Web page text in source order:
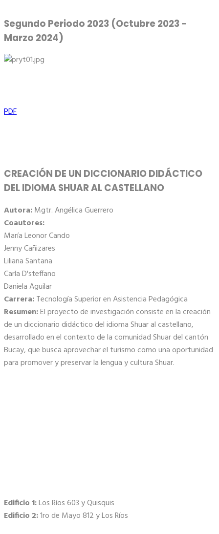
Segundo Periodo 2023 (Octubre 2023 -
Marzo 2024)
PDF
CREACIÓN DE UN DICCIONARIO DIDÁCTICO
DEL IDIOMA SHUAR AL CASTELLANO
Autora:Mgtr. Angélica Guerrero
Coautores:
María Leonor Cando
Jenny Cañizares
Liliana Santana
Carla D'steffano
Daniela Aguilar
Carrera:Tecnología Superior en Asistencia Pedagógica
Resumen:El proyecto de investigación consiste en la creación
de un diccionario didáctico del idioma Shuar al castellano,
desarrollado en el contexto de la comunidad Shuar del cantón
Bucay, que busca aprovechar el turismo como una oportunidad
para promover y preservar la lengua y cultura Shuar.
Edificio 1:Los Ríos 603 y Quisquis
Edificio 2:1ro de Mayo 812 y Los Ríos